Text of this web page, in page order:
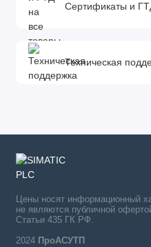
Сертификаты и
Техническая
Цены носят информационный
не являются публичной
Статьи 435 ГК РФ.
2024 ПроАСУТП